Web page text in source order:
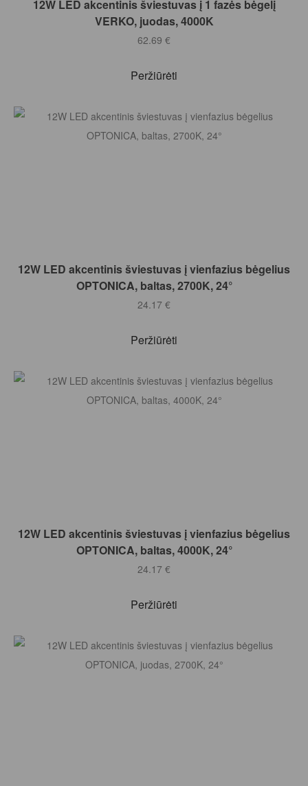
12W LED akcentinis šviestuvas į 1 fazės bėgelį
VERKO, juodas, 4000K
62.69 €
Peržiūrėti
Į KREPŠELĮ
12W LED akcentinis šviestuvas į vienfazius bėgelius
OPTONICA, baltas, 2700K, 24°
24.17 €
Peržiūrėti
Į KREPŠELĮ
12W LED akcentinis šviestuvas į vienfazius bėgelius
OPTONICA, baltas, 4000K, 24°
24.17 €
Peržiūrėti